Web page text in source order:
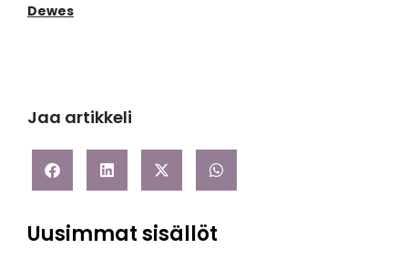
Dewes
Jaa artikkeli
Uusimmat sisällöt